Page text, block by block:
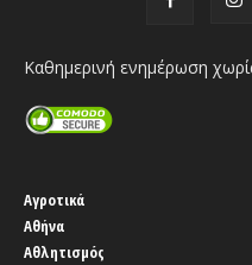
Καθημερινή ενημέρωση
Αγροτικά
Αθήνα
Αθλητισμός